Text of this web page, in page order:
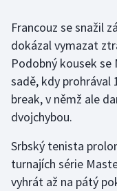
Golf
Gymnastika
Házená
Judo
Francouz se snažil
dokázal vymazat
Podobný kousek
sadě, kdy prohrával
break, v němž ale
dvojchybou.
Srbský tenista
turnajích série
vyhrát až na pátý